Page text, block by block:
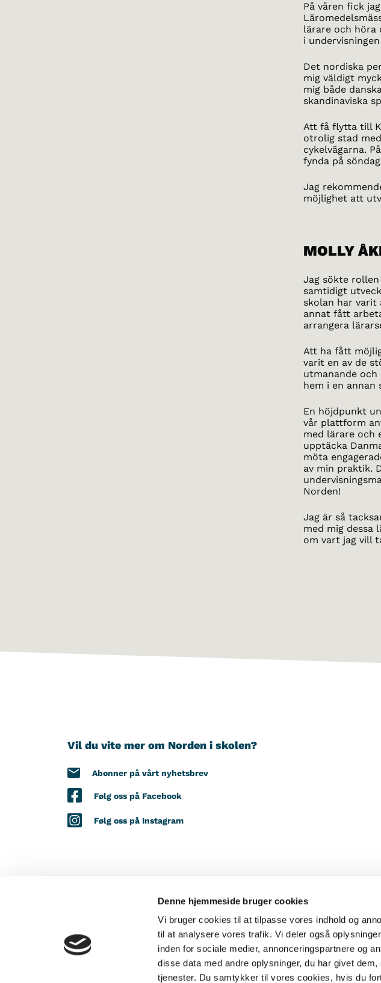
Denne hjemmeside bruger cookies
Vi bruger cookies til at tilpasse vores indhold og
til at analysere vores trafik. Vi deler også
inden for sociale medier, annonceringspartnere og
disse data med andre oplysninger, du har givet
tjenester. Du samtykker til vores cookies, hvis du
På våren fick
lärare och höra
i
Det nordiska
mig väldigt
mig både
skandinaviska
Att få flytta till
otrolig stad
cykelvägarna.
fynda på
Jag
möjlighet att
MOLLY
Jag sökte
samtidigt
skolan har varit
annat fått
arrangera
Att ha fått
varit en av de
utmanande
hem i en annan
En höjdpunkt
vår plattform
med lärare och
upptäcka
möta
av min praktik.
Norden!
Jag är så
med mig dessa
om vart jag vill
Vil du vite mer om Norden i skolen?
Abonner på vårt nyhetsbrev
Følg oss på Facebook
Følg oss på Instagram